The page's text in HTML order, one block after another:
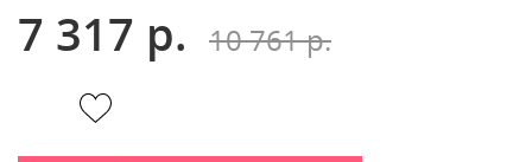
7 317 р. 10 761 р.